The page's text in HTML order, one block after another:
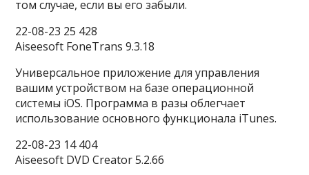
том случае, если вы его забыли.
22-08-23 25 428
Aiseesoft FoneTrans 9.3.18
Универсальное приложение для управления
вашим устройством на базе операционной
системы iOS. Программа в разы облегчает
использование основного функционала iTunes.
22-08-23 14 404
Aiseesoft DVD Creator 5.2.66